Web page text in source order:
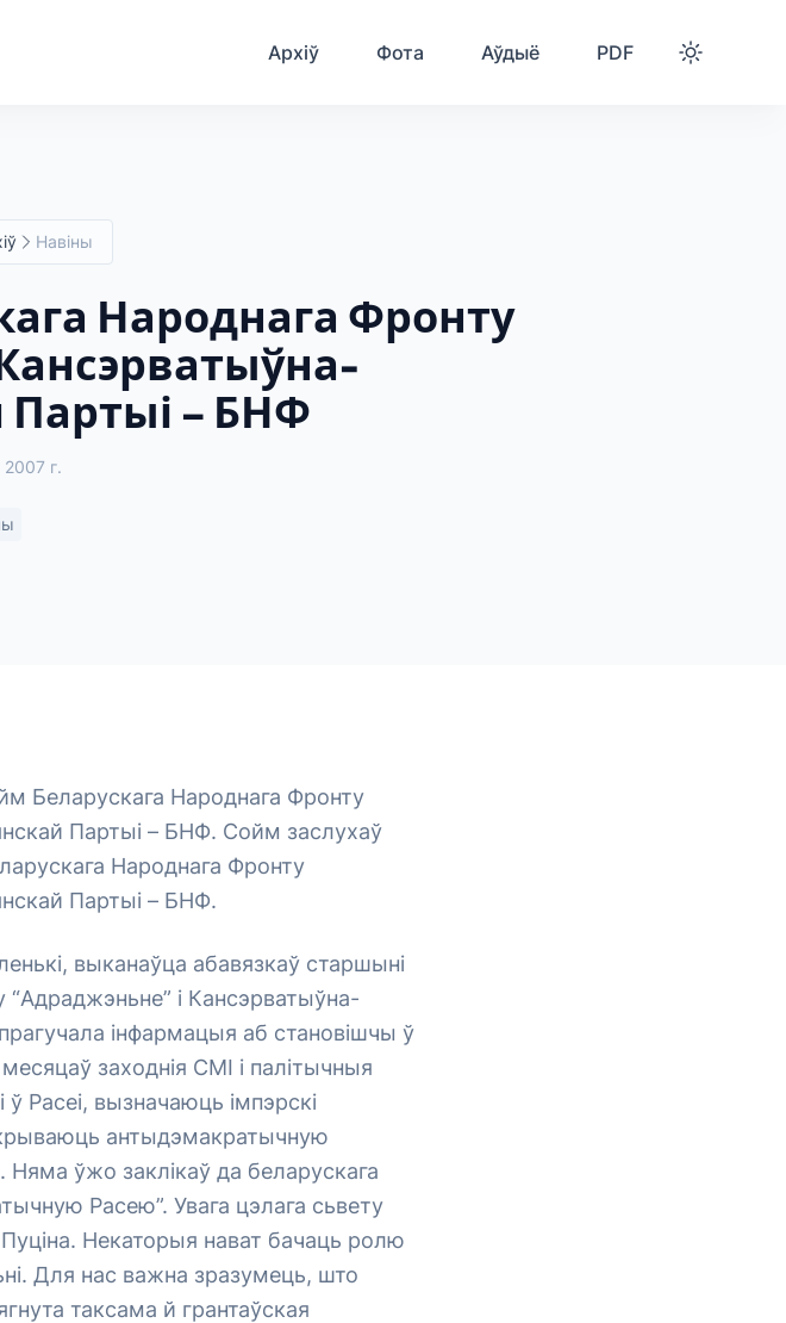
Архіў Фота Аўдыё PDF
Навіны
Народнага Фронту
Партыі – БНФ
2007 г.
Беларускага Народнага Фронту
Партыі – БНФ. Сойм заслухаў
Народнага Фронту
Партыі – БНФ.
выканаўца абавязкаў старшыні
і Кансэрватыўна-
інфармацыя аб становішчы ў
заходнія СМІ і палітычныя
Расеі, вызначаюць імпэрскі
антыдэмакратычную
Няма ўжо заклікаў да беларускага
Расею”. Увага цэлага сьвету
Некаторыя нават бачаць ролю
Для нас важна зразумець, што
таксама й грантаўская